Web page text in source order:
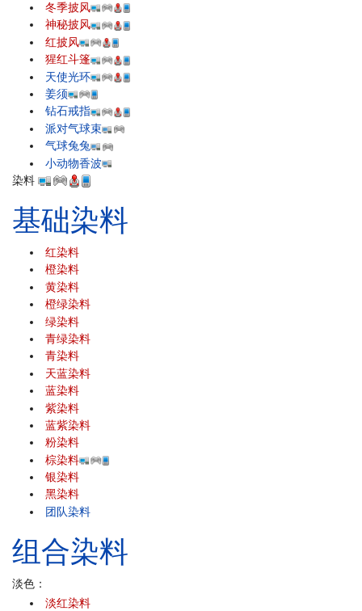
冬季披风
神秘披风
红披风
猩红斗篷
天使光环
姜须
钻石戒指
派对气球束
气球兔兔
小动物香波
染料
基础染料
红染料
橙染料
黄染料
橙绿染料
绿染料
青绿染料
青染料
天蓝染料
蓝染料
紫染料
蓝紫染料
粉染料
棕染料
银染料
黑染料
团队染料
组合染料
淡色：
淡红染料